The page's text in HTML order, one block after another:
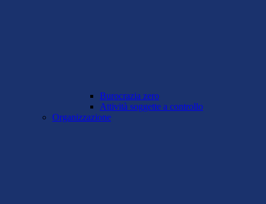
Burocrazia zero
Attività soggette a controllo
Organizzazione